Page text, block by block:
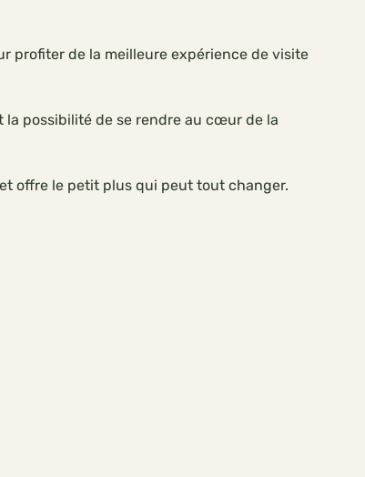
profiter de la meilleure expérience de visite
la possibilité de se rendre au cœur de la
offre le petit plus qui peut tout changer.